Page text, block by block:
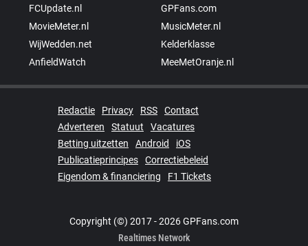
FCUpdate.nl
GPFans.com
MovieMeter.nl
MusicMeter.nl
WijWedden.net
Kelderklasse
AnfieldWatch
MeeMetOranje.nl
Redactie Privacy RSS
Contact
Adverteren
Statuut
Vacatures
Betting uitzetten
Android
iOS
Publicatieprincipes
Correctiebeleid
Eigendom & financiering
F1 Tickets
Copyright (©) 2017 - 2026 GPFans.com
Realtimes Network